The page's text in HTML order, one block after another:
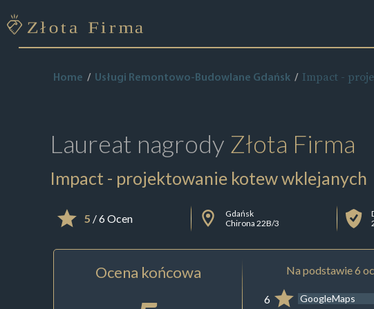
Home Usługi Remontowo-Budowlane Gdańsk Impact -
Laureat nagrody Złota Firma
Impact - projektowanie kotew wklejanych
5 / 6 Ocen
Gdańsk
Chirona 22B/3
Ocena końcowa Na podstawie 6
6 GoogleMaps